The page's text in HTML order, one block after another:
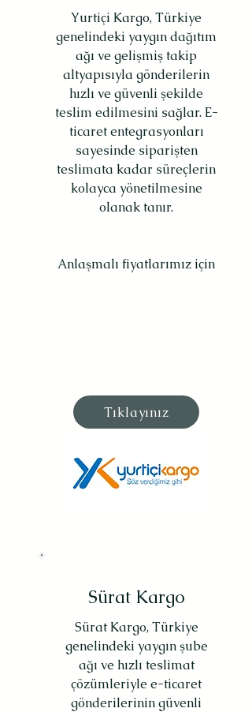
Yurtiçi Kargo, Türkiye
genelindeki yaygın dağıtım
ağı ve gelişmiş takip
altyapısıyla gönderilerin
hızlı ve güvenli şekilde
teslim edilmesini sağlar. E-
ticaret entegrasyonları
sayesinde siparişten
teslimata kadar süreçlerin
kolayca yönetilmesine
olanak tanır.
Anlaşmalı fiyatlarımız için
Tıklayınız
Sürat Kargo
Sürat Kargo, Türkiye
genelindeki yaygın şube
ağı ve hızlı teslimat
çözümleriyle e-ticaret
gönderilerinin güvenli